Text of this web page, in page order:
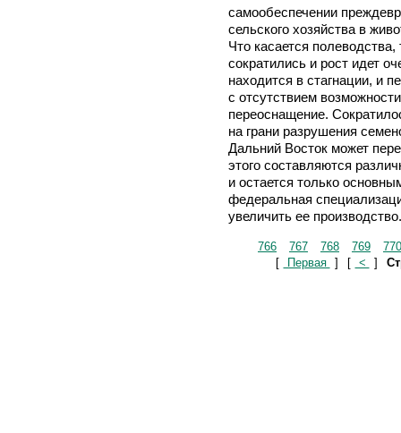
самообеспечении
сельского хозяйства в
Что касается
сократились и рост идет
находится в стагнации, и
с отсутствием
переоснащение.
на грани разрушения
Дальний Восток может
этого составляются
и остается только
федеральная
увеличить ее производство.
766 767 768 769
770
[
Первая ] [ < ]